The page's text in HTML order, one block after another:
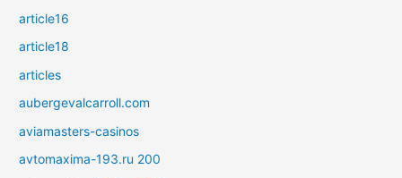
article16
article18
articles
aubergevalcarroll.com
aviamasters-casinos
avtomaxima-193.ru 200